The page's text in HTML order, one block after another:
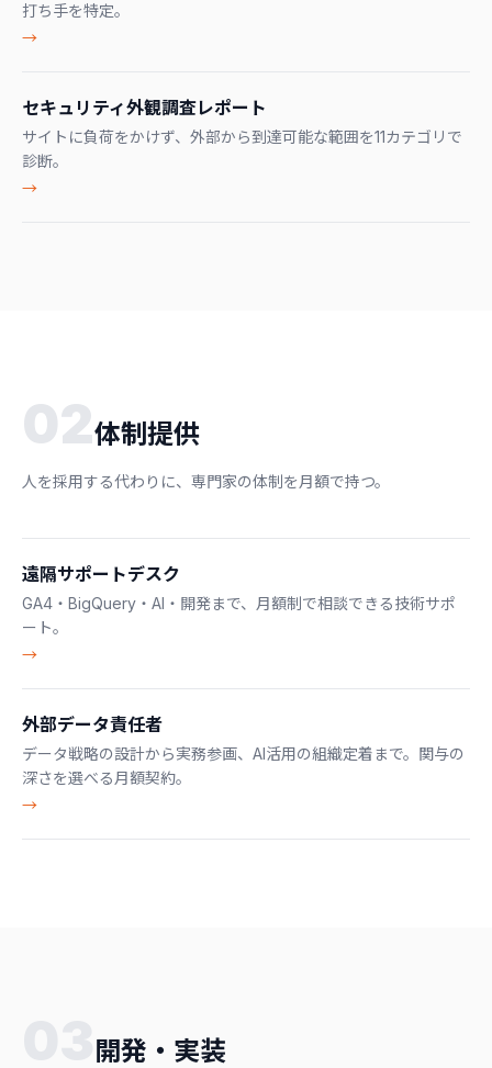
打ち手を特定。
→
セキュリティ外観調査レポート
サイトに負荷をかけず、外部から到達可能な範囲を11カテゴリで
診断。
→
02体制提供
人を採用する代わりに、専門家の体制を月額で持つ。
遠隔サポートデスク
GA4・BigQuery・AI・開発まで、月額制で相談できる技術サポ
ート。
→
外部データ責任者
データ戦略の設計から実務参画、AI活用の組織定着まで。関与の
深さを選べる月額契約。
→
開発・実装